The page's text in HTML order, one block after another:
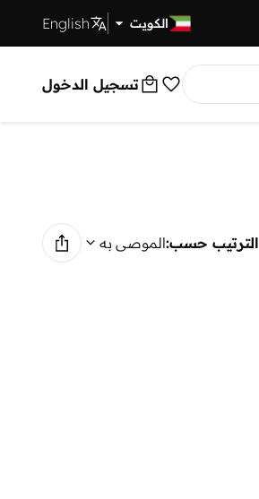
الكويت English
تسجيل الدخول
الترتيب حسب:الموصى به